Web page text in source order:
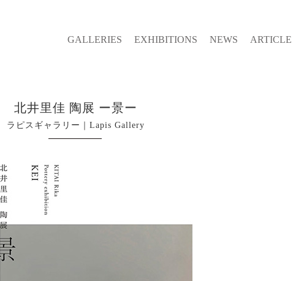
GALLERIES EXHIBITIONS NEWS ARTICLE
北井里佳 陶展 ー景ー
ラピスギャラリー｜Lapis Gallery